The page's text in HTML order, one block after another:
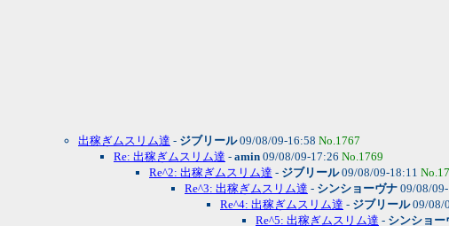
出稼ぎムスリム達 - ジブリール09/08/09-16:58 No.1767
Re: 出稼ぎムスリム達 - amin 09/08/09-17:26 No.1769
Re^2: 出稼ぎムスリム達 - ジブリール09/08/09-18:11
Re^3: 出稼ぎムスリム達 - シンショーヴナ 09/08/
Re^4: 出稼ぎムスリム達 - ジブリール09/08/
Re^5: 出稼ぎムスリム達 - シンショー